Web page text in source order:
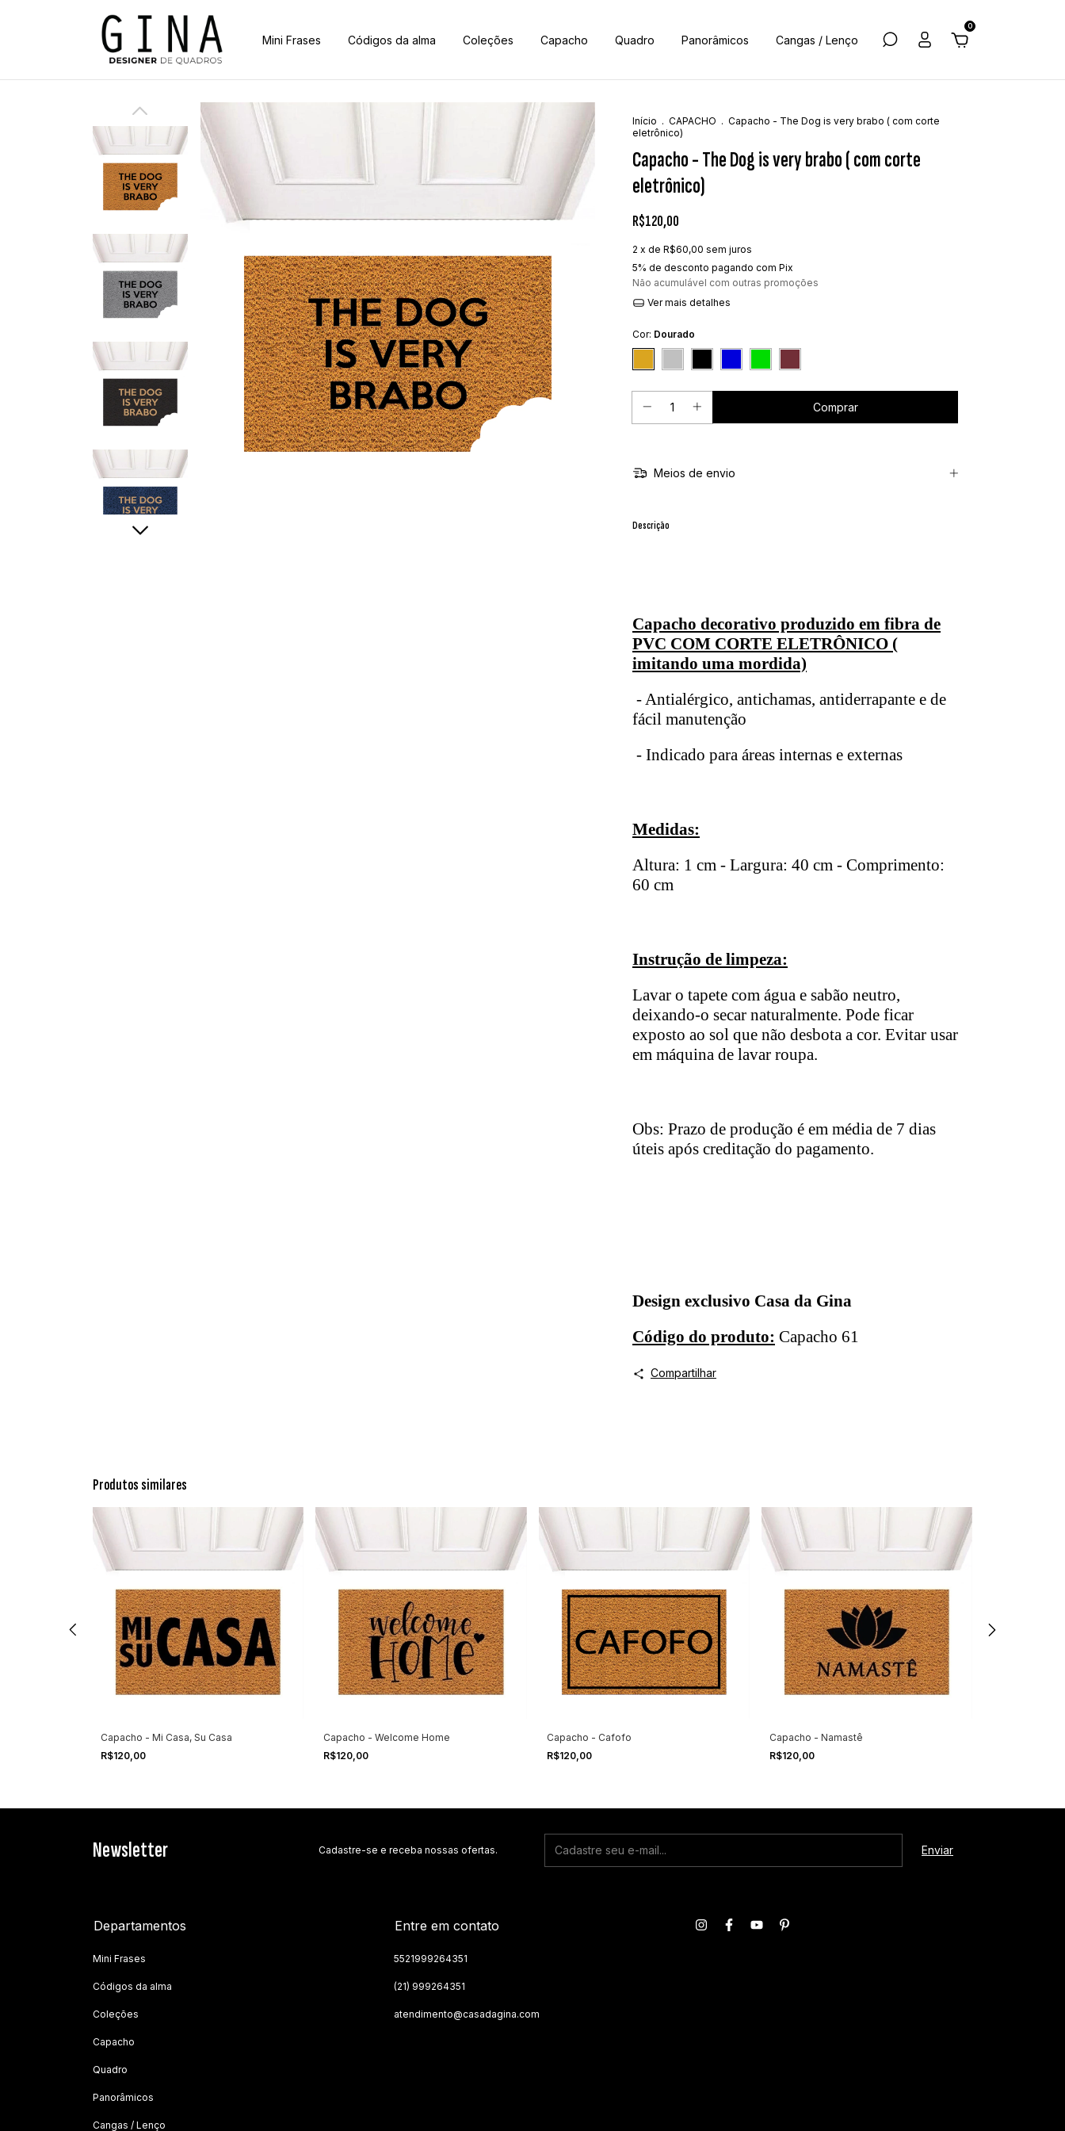
Mini Frases Códigos da alma Coleções Capacho Quadro Panorâmicos Cangas / Lenço
0
Início . CAPACHO . Capacho - The Dog is very brabo ( com corte
eletrônico)
Capacho - The Dog is very brabo ( com corte
eletrônico)
R$120,00
2 x de R$60,00 sem juros
5% de desconto pagando com Pix
Não acumulável com outras promoções
Ver mais detalhes
Cor: Dourado
Meios de envio
Descrição
Capacho decorativo produzido em fibra de
PVC COM CORTE ELETRÔNICO (
imitando uma mordida)
- Antialérgico, antichamas, antiderrapante e de
fácil manutenção
- Indicado para áreas internas e externas
Medidas:
Altura: 1 cm - Largura: 40 cm - Comprimento:
60 cm
Instrução de limpeza:
Lavar o tapete com água e sabão neutro,
deixando-o secar naturalmente. Pode ficar
exposto ao sol que não desbota a cor. Evitar usar
em máquina de lavar roupa.
Obs: Prazo de produção é em média de 7 dias
úteis após creditação do pagamento.
Design exclusivo Casa da Gina
Código do produto: Capacho 61
Compartilhar
Produtos similares
Capacho - Mi Casa, Su Casa
R$120,00
Capacho - Welcome Home
R$120,00
Capacho - Cafofo
R$120,00
Capacho - Namastê
R$120,00
Newsletter Cadastre-se e receba nossas ofertas.
Departamentos
Mini Frases
Códigos da alma
Coleções
Capacho
Quadro
Panorâmicos
Cangas / Lenço
Entre em contato
5521999264351
(21) 999264351
atendimento@casadagina.com